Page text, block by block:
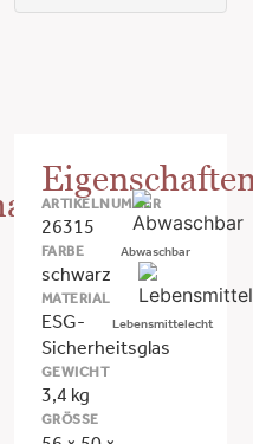
ARTIKELNUMMER
26315
FARBE
schwarz
MATERIAL
ESG-
Sicherheitsglas
GEWICHT
3,4 kg
GRÖSSE
Abwaschbar
Lebensmittelecht